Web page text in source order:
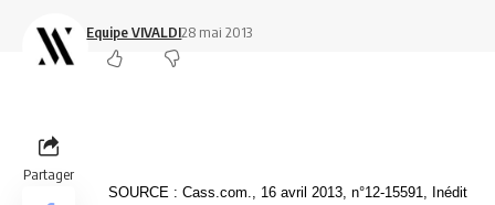
Equipe VIVALDI28 mai 2013
Partager
SOURCE : Cass.com., 16 avril 2013, n°12-15591, Inédit